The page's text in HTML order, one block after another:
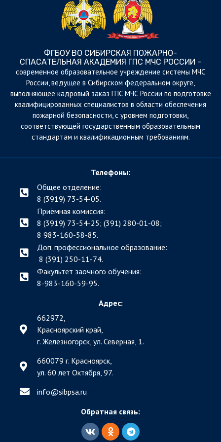
ФГБОУ ВО СИБИРСКАЯ ПОЖАРНО-
СПАСАТЕЛЬНАЯ АКАДЕМИЯ ГПС МЧС РОССИИ -
cовременное образовательное учреждение системы МЧС
России, ведущее в Сибирском федеральном округе,
выполняющее кадровый заказ ГПС МЧС России по подготовке
квалифицированных специалистов в области обеспечения
пожарной безопасности, с уровнем подготовки,
соответствующей государственным образовательным
стандартам и квалификационным требованиям.
Телефоны:
Общее отделение:
8 (3919) 73-54-05.
Приёмная комиссия:
8 (3919) 73-54-25; (391) 280-01-08;
8 983-160-58-85.
Доп. профессиональное образование:
8 (391) 250-11-74.
Факультет заочного обучения:
8-983-160-59-95.
Адрес:
662972,
Красноярский край,
г. Железногорск, ул. Северная, 1.
660079 г. Красноярск,
ул. 60 лет Октября, 97.
info@sibpsa.ru
Обратная связь: